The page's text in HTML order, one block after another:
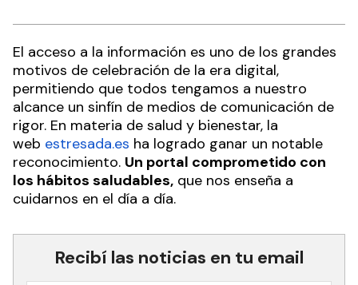
El acceso a la información es uno de los grandes
motivos de celebración de la era digital,
permitiendo que todos tengamos a nuestro
alcance un sinfín de medios de comunicación de
rigor. En materia de salud y bienestar, la
web estresada.es ha logrado ganar un notable
reconocimiento. Un portal comprometido con
los hábitos saludables, que nos enseña a
cuidarnos en el día a día.
Recibí las noticias en tu email